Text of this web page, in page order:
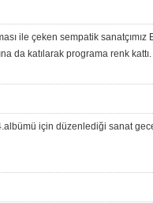
ile çeken sempatik sanatçımız
da katılarak programa renk kattı.
için düzenlediği sanat